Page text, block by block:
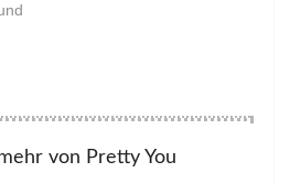
von Pretty You